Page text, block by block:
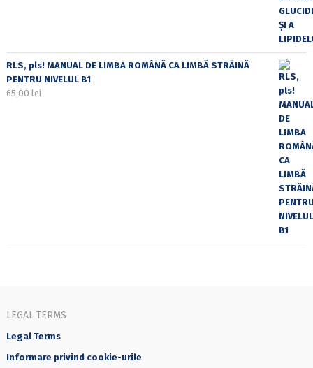
RLS, pls! MANUAL DE LIMBA ROMÂNĂ CA LIMBĂ STRĂINĂ
PENTRU NIVELUL B1
65,00 lei
LEGAL TERMS
Legal Terms
Informare privind cookie-urile